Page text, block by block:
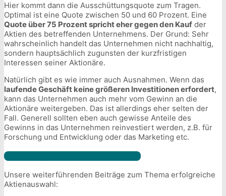
Hier kommt dann die Ausschüttungsquote zum Tragen.
Optimal ist eine Quote zwischen 50 und 60 Prozent. Eine
Quote über 75 Prozent spricht eher gegen den Kauf der
Aktien des betreffenden Unternehmens. Der Grund: Sehr
wahrscheinlich handelt das Unternehmen nicht nachhaltig,
sondern hauptsächlich zugunsten der kurzfristigen
Interessen seiner Aktionäre.
Natürlich gibt es wie immer auch Ausnahmen. Wenn das
laufende Geschäft keine größeren Investitionen erfordert,
kann das Unternehmen auch mehr vom Gewinn an die
Aktionäre weitergeben. Das ist allerdings eher selten der
Fall. Generell sollten eben auch gewisse Anteile des
Gewinns in das Unternehmen reinvestiert werden, z.B. für
Forschung und Entwicklung oder das Marketing etc.
Unsere weiterführenden Beiträge zum Thema erfolgreiche
Aktienauswahl: